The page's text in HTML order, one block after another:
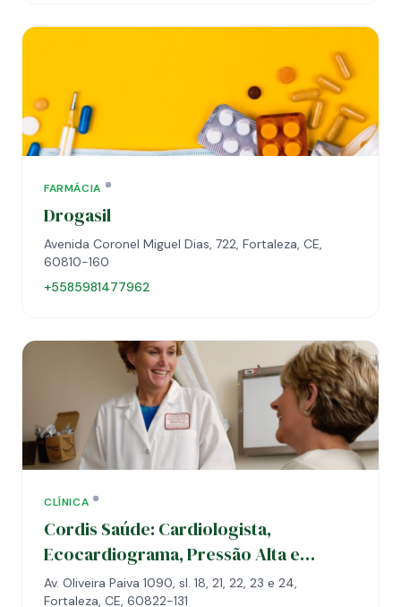
FARMÁCIA
Drogasil
Avenida Coronel Miguel Dias, 722, Fortaleza, CE,
60810-160
+5585981477962
CLÍNICA
Cordis Saúde: Cardiologista,
Ecocardiograma, Pressão Alta e
Hipertensão em Fortaleza
Av. Oliveira Paiva 1090, sl. 18, 21, 22, 23 e 24,
Fortaleza, CE, 60822-131